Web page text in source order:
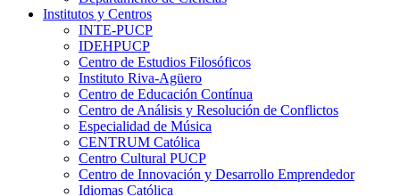
Institutos y Centros
INTE-PUCP
IDEHPUCP
Centro de Estudios Filosóficos
Instituto Riva-Agüero
Centro de Educación Contínua
Centro de Análisis y Resolución de Conflictos
Especialidad de Música
CENTRUM Católica
Centro Cultural PUCP
Centro de Innovación y Desarrollo Emprendedor
Idiomas Católica